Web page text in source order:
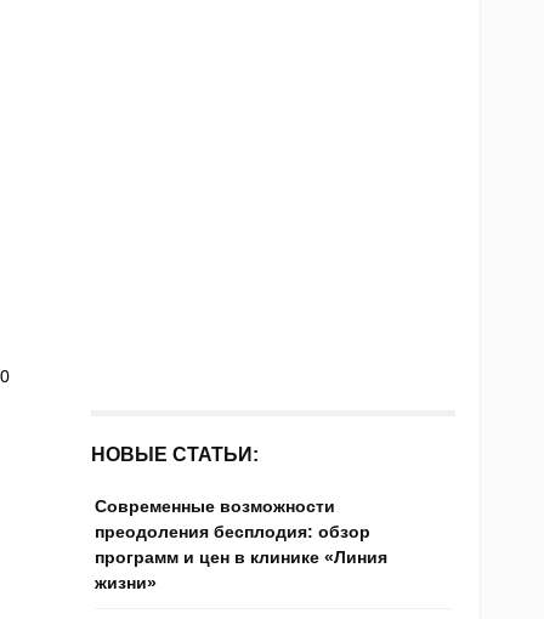
НОВЫЕ СТАТЬИ:
Современные возможности
преодоления бесплодия: обзор
программ и цен в клинике «Линия
жизни»